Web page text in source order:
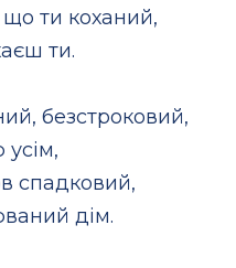
ти коханий,
ти.
безстроковий,
спадковий,
дім.